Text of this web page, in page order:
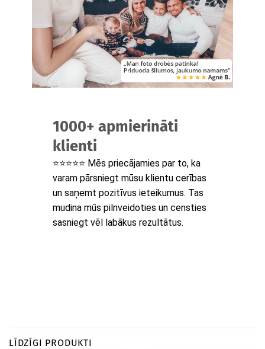
1000+ apmierināti
klienti
⭐⭐⭐⭐⭐ Mēs priecājamies par to, ka
varam pārsniegt mūsu klientu cerības
un saņemt pozitīvus ieteikumus. Tas
mudina mūs pilnveidoties un censties
sasniegt vēl labākus rezultātus.
LĪDZĪGI PRODUKTI